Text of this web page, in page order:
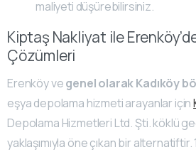
maliyeti düşürebilirsiniz.
Kiptaş Nakliyat ile
Çözümleri
Erenköy vegenel olarak Kadıköy
eşya depolama hizmeti arayanlar için
Depolama Hizmetleri Ltd. Şti. köklü
yaklaşımıyla öne çıkan bir alternatiftir.